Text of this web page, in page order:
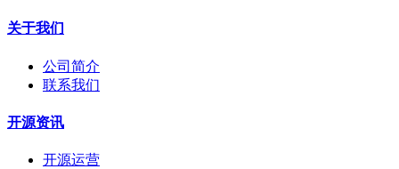
关于我们
公司简介
联系我们
开源资讯
开源运营